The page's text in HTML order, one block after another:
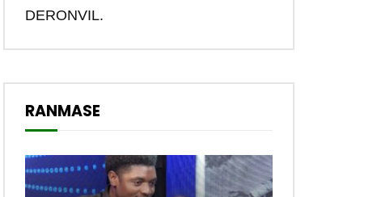
DERONVIL.
RANMASE